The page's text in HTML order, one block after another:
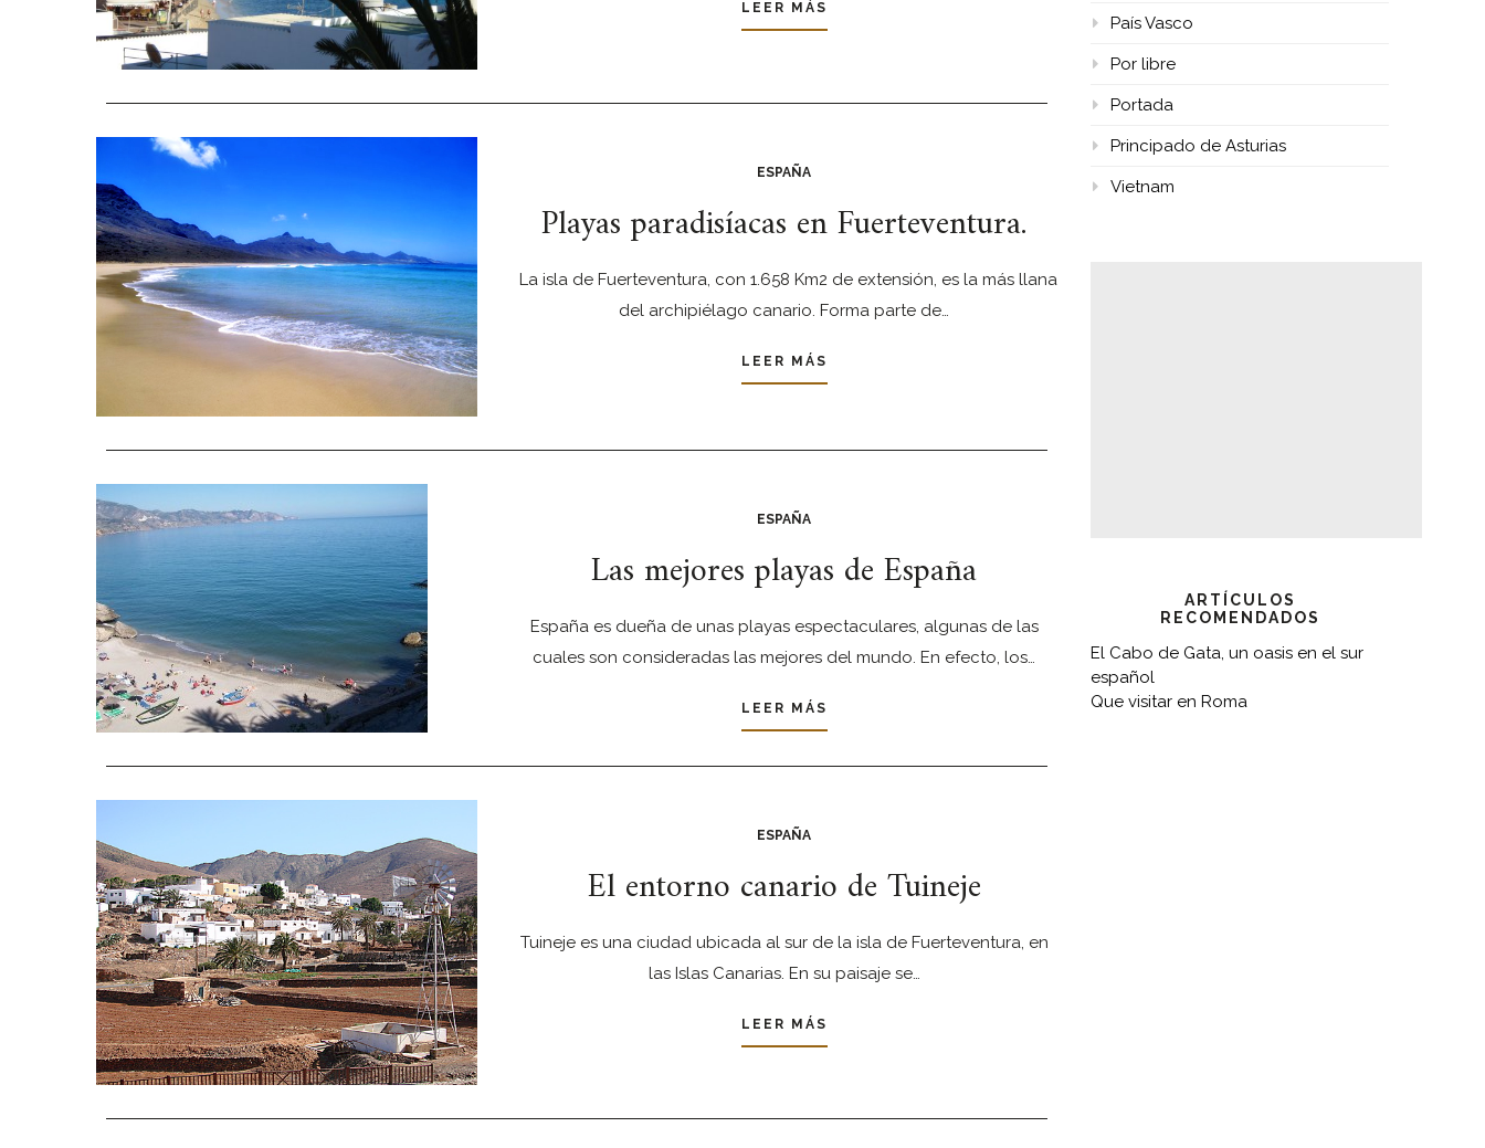
LEER MÁS
ESPAÑA
Playas paradisíacas en Fuerteventura.
La isla de Fuerteventura, con 1.658 Km2 de extensión, es la más llana
del archipiélago canario. Forma parte de…
LEER MÁS
ESPAÑA
Las mejores playas de España
España es dueña de unas playas espectaculares, algunas de las
cuales son consideradas las mejores del mundo. En efecto, los…
LEER MÁS
ESPAÑA
El entorno canario de Tuineje
Tuineje es una ciudad ubicada al sur de la isla de Fuerteventura, en
las Islas Canarias. En su paisaje se…
LEER MÁS
País Vasco
Por libre
Portada
Principado de Asturias
Vietnam
ARTÍCULOS
RECOMENDADOS
El Cabo de Gata, un oasis en el sur
español
Que visitar en Roma